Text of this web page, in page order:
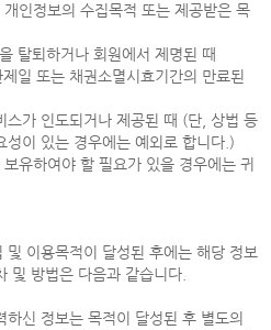
인정보의 수집목적 또는 제공받은 목
탈퇴하거나 회원에서 제명된 때
일 또는 채권소멸시효기간의 만료된
가 인도되거나 제공된 때 (단, 상법 등
성이 있는 경우에는 예외로 합니다.)
유하여야 할 필요가 있을 경우에는 귀
이용목적이 달성된 후에는 해당 정보
및 방법은 다음과 같습니다.
신 정보는 목적이 달성된 후 별도의